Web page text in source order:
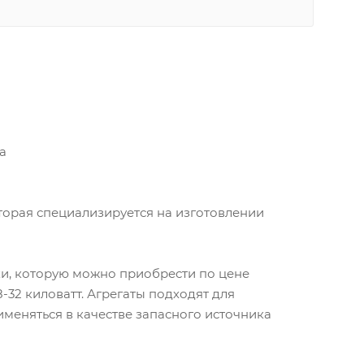
специализируется на изготовлении
которую можно приобрести по цене
киловатт. Агрегаты подходят для
в качестве запасного источника